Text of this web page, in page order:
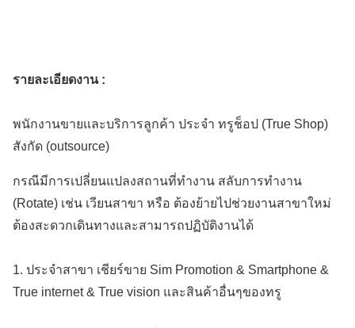
รายละเอียดงาน :
พนักงานขายและบริการลูกค้า ประจำ ทรูช็อป (True Shop)
สังกัด (outsource)
กรณีมีการเปลี่ยนแปลงสถานที่ทำงาน สลับการทำงาน
(Rotate) เช่น เวียนสาขา หรือ ต้องย้ายไปช่วยงานสาขาใหม่
ต้องสะดวกเดินทางและสามารถปฏิบัติงานได้
1. ประจำสาขา เชียร์ขาย Sim Promotion & Smartphone &
True internet & True vision และสินค้าอื่นๆของทรู